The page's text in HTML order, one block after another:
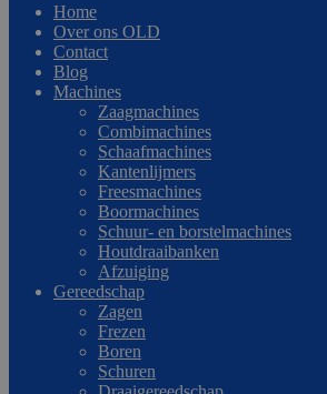
Home
Over ons OLD
Contact
Blog
Machines
Zaagmachines
Combimachines
Schaafmachines
Kantenlijmers
Freesmachines
Boormachines
Schuur- en borstelmachines
Houtdraaibanken
Afzuiging
Gereedschap
Zagen
Frezen
Boren
Schuren